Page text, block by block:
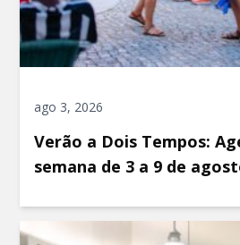
ago 3, 2026
Verão a Dois Tempos:
semana de 3 a 9 de